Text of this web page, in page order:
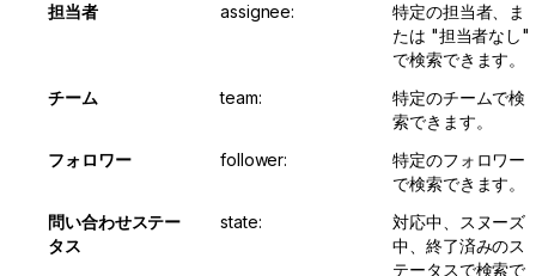
担当者 assignee:
特定の担当者、ま
たは "担当者なし"
で検索できます。
チーム
team:
特定のチームで検
索できます。
フォロワー
follower:
特定のフォロワー
で検索できます。
問い合わせステー
タス
state:
対応中、スヌーズ
中、終了済みのス
テータスで検索で